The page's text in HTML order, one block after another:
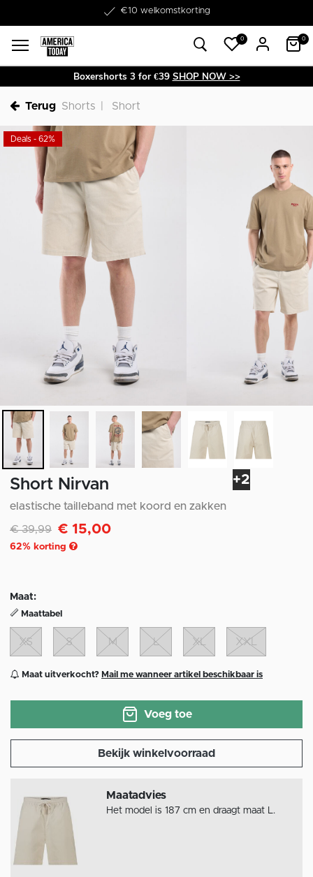
€10 welkomstkorting
Word lid van onze Member Club!
0 0
Boxershorts 3 for €39 SHOP NOW >>
Terug Shorts Short
+2
Deals - 62%
Short Nirvan
elastische tailleband met koord en zakken
Afgeprijsd van
€ 39,99naar€ 15,00
62% korting
Maat:
Maattabel
XS S M L XL XXL
Maat uitverkocht? Mail me wanneer artikel beschikbaar is
Voeg toe
Bekijk winkelvoorraad
Maatadvies
Het model is 187 cm en draagt maat L.